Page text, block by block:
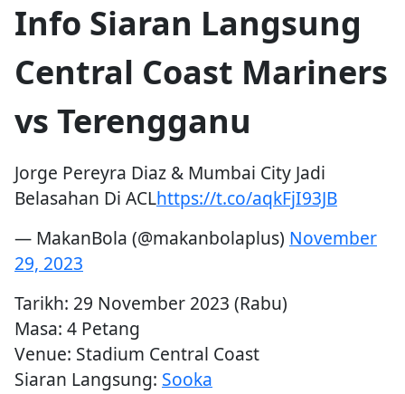
Info Siaran Langsung
Central Coast Mariners
vs Terengganu
Jorge Pereyra Diaz & Mumbai City Jadi
Belasahan Di ACLhttps://t.co/aqkFjI93JB
— MakanBola (@makanbolaplus) November
29, 2023
Tarikh: 29 November 2023 (Rabu)
Masa: 4 Petang
Venue: Stadium Central Coast
Siaran Langsung: Sooka